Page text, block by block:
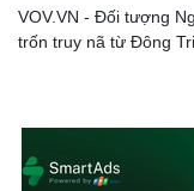
VOV.VN - Đối tượng
trốn truy nã từ Đông